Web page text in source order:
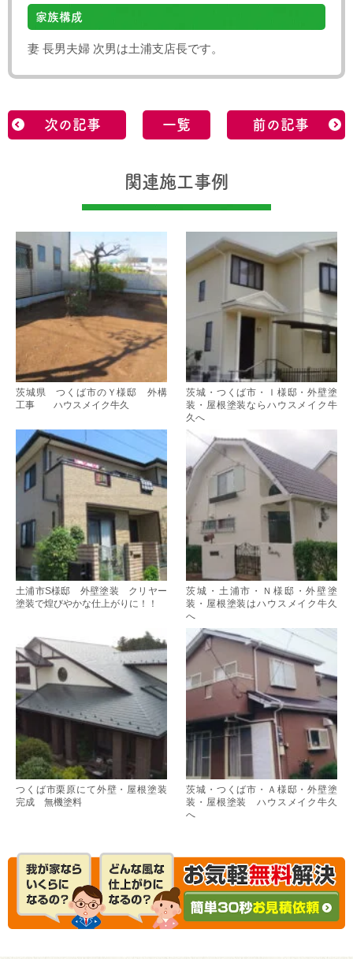
家族構成
妻 長男夫婦 次男は土浦支店長です。
次の記事 一覧 前の記事
関連施工事例
茨城県 つくば市のＹ様邸 外構
工事 ハウスメイク牛久
茨城・つくば市・Ｉ様邸・外壁塗
装・屋根塗装ならハウスメイク牛
久へ
土浦市S様邸 外壁塗装 クリヤー
塗装で煌びやかな仕上がりに！！
茨城・土浦市・Ｎ様邸・外壁塗
装・屋根塗装はハウスメイク牛久
へ
つくば市栗原にて外壁・屋根塗装
完成 無機塗料
茨城・つくば市・Ａ様邸・外壁塗
装・屋根塗装 ハウスメイク牛久
へ